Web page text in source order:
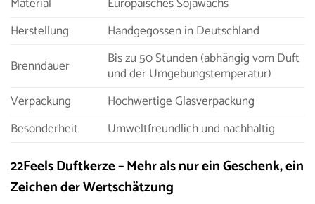
Herstellung
Handgegossen in Deutschland
Brenndauer
Bis zu 50 Stunden (abhängig vom Duft
und der Umgebungstemperatur)
Verpackung
Hochwertige Glasverpackung
Besonderheit
Umweltfreundlich und nachhaltig
22Feels Duftkerze – Mehr als nur ein Geschenk, ein
Zeichen der Wertschätzung